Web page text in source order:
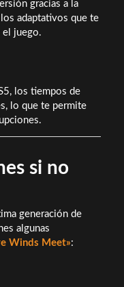
gracias a la
adaptativos que te
el juego.
los tiempos de
lo que te permite
si no
generación de
algunas
Winds Meet»: